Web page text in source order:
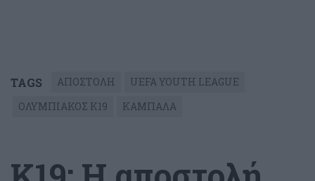
TAGS ΑΠΟΣΤΟΛΗ
UEFA YOUTH LEAGUE
ΟΛΥΜΠΙΑΚΟΣ Κ19
ΚΑΜΠΑΛΑ